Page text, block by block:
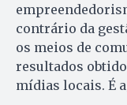
contrário da
os meios de
resultados
mídias locais. É